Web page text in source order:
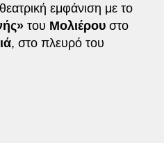
εμφάνιση με το
του Μολιέρου στο
, στο πλευρό του